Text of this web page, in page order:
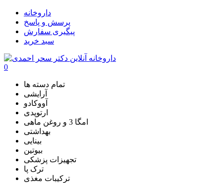
داروخانه
پرسش و پاسخ
پیگیری سفارش
سبد خرید
0
تمام دسته ها
آرایشی
آووکادو
ارتوپدی
امگا 3 و روغن ماهی
بهداشتی
بینایی
بیوتین
تجهیزات پزشکی
ترک پا
ترکیبات مغذی